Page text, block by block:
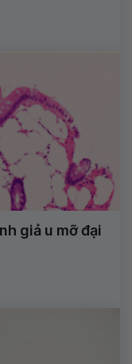
giả u mỡ đại